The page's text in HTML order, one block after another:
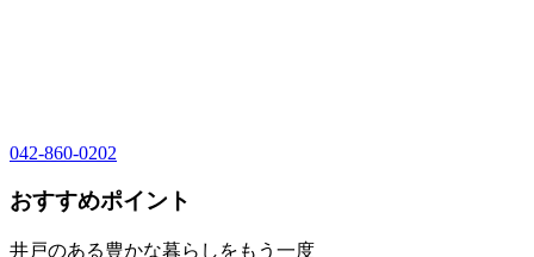
042-860-0202
おすすめポイント
井戸のある豊かな暮らしをもう一度